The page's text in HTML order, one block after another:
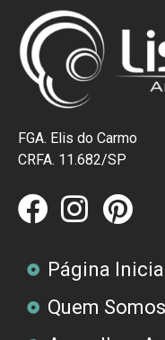
FGA. Elis do Carmo
CRFA. 11.682/SP
Página
Quem Somos